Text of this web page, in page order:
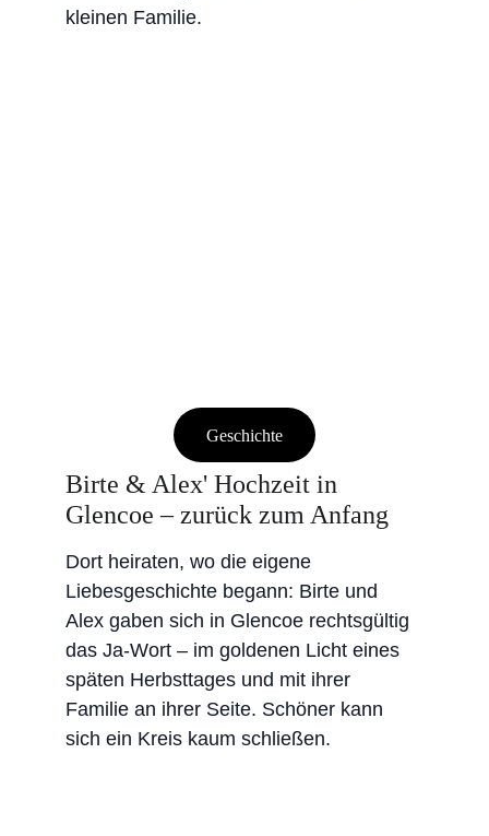
kleinen Familie.
Birte & Alex' Hochzeit in
Glencoe – zurück zum Anfang
Dort heiraten, wo die eigene
Liebesgeschichte begann: Birte und
Alex gaben sich in Glencoe rechtsgültig
das Ja-Wort – im goldenen Licht eines
späten Herbsttages und mit ihrer
Familie an ihrer Seite. Schöner kann
sich ein Kreis kaum schließen.
Geschichte